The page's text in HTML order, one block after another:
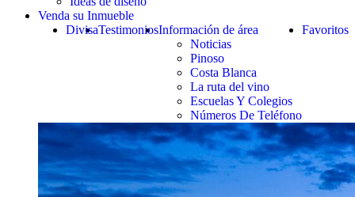
Venda su Inmueble
Favoritos
Información de área
Noticias
Pinoso
Costa Blanca
La ruta del vino
Escuelas Y Colegios
Números De Teléfono
Testimonios
Divisa